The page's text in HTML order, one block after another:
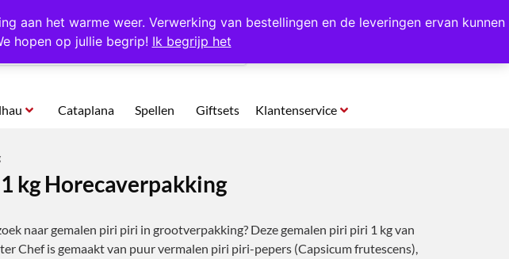
aan het warme weer. Verwerking van bestellingen en de leveringen ervan kunnen
hopen op jullie begrip! Ik begrijp het
op voorraad Gratis op te halen in Hansweert
Cataplana Spellen Giftsets Klantenservice
kg Horecaverpakking
naar gemalen piri piri in grootverpakking? Deze gemalen piri piri 1 kg van
Chef is gemaakt van puur vermalen piri piri-pepers (Capsicum frutescens),